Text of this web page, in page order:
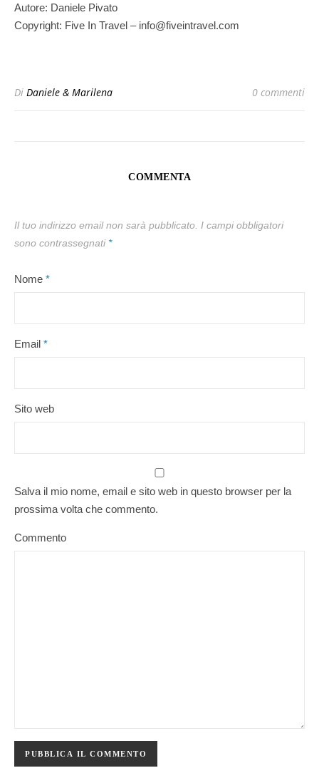
Autore: Daniele Pivato
Copyright: Five In Travel – info@fiveintravel.com
Di Daniele & Marilena 0 commenti
COMMENTA
Il tuo indirizzo email non sarà pubblicato. I campi obbligatori
sono contrassegnati *
Nome *
Email *
Sito web
Salva il mio nome, email e sito web in questo browser per la
prossima volta che commento.
Commento